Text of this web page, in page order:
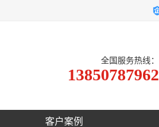
全国服务热线：
13850787962
客户案例